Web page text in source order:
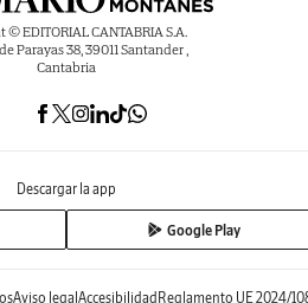
© EDITORIAL CANTABRIA S.A.
Parayas 38, 39011 Santander ,
Cantabria
Descargar la app
Google Play
Aviso legal Accesibilidad Reglamento UE 2024/